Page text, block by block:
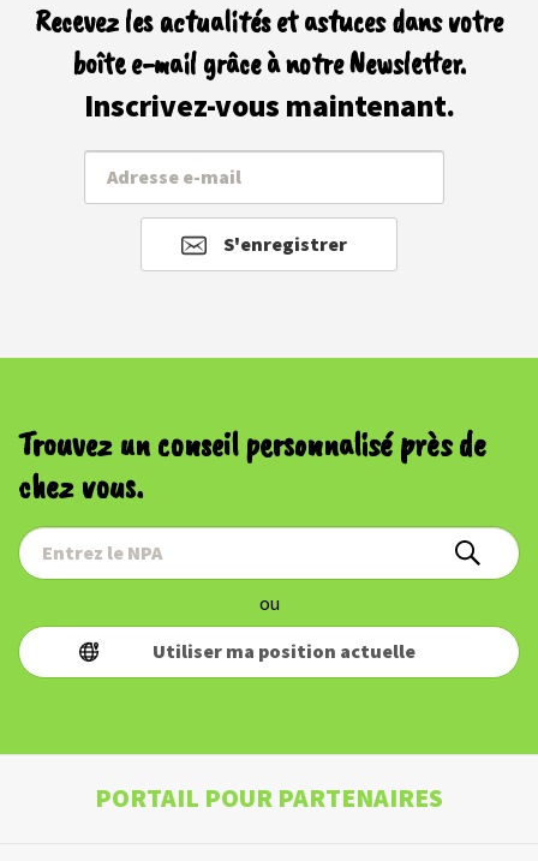
Recevez les actualités et astuces dans votre
boîte e-mail grâce à notre Newsletter.
Inscrivez-vous maintenant.
S'enregistrer
Trouvez un conseil personnalisé près de
chez vous.
ou
Utiliser ma position actuelle
PORTAIL POUR PARTENAIRES